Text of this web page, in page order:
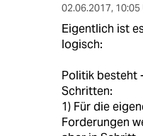
02.06.2017, 10:05
Eigentlich ist
logisch:
Politik besteht
Schritten:
1) Für die
Forderungen